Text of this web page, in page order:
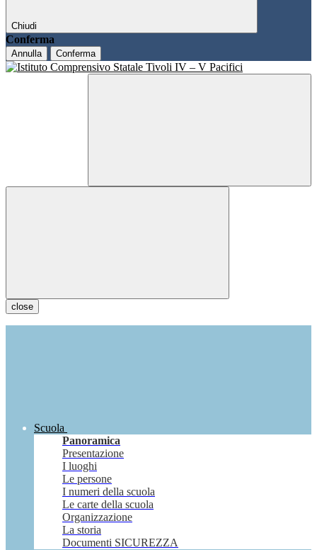
Chiudi
Conferma
Annulla Conferma
close
Scuola
Panoramica
Presentazione
I luoghi
Le persone
I numeri della scuola
Le carte della scuola
Organizzazione
La storia
Documenti SICUREZZA